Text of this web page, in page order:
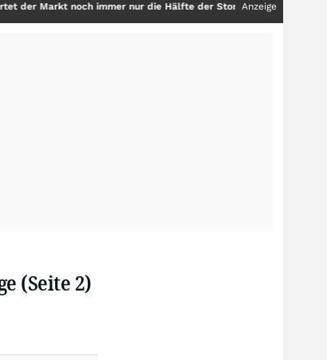
noch immer nur die Hälfte der Story?+++ Anzeige
(Seite 2)